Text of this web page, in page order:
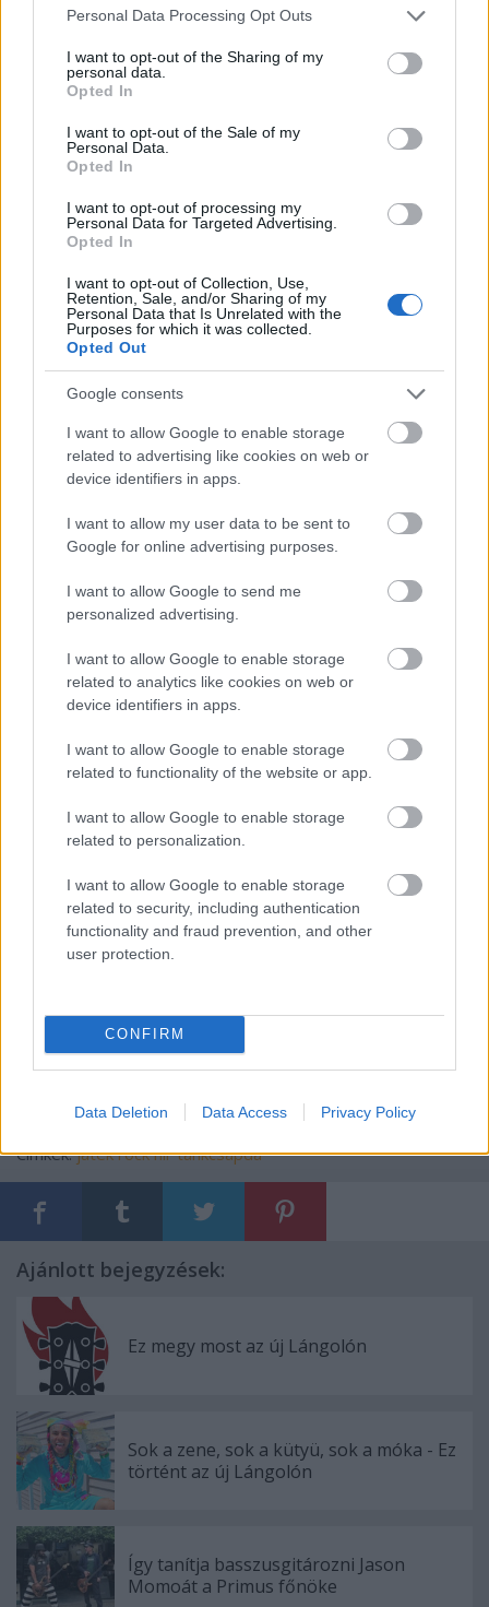
Please note that this website/app uses one or more Google
not limited to your visit or usage behaviour. You may click to
grant or deny consent to Google and its third-party tags to
use your data for below specified purposes in below Google
consent section.
Personal Data Processing Opt Outs
I want to opt-out of the Sharing of my
personal data.
Opted In
I want to opt-out of the Sale of my
Personal Data.
Opted In
I want to opt-out of processing my
Personal Data for Targeted Advertising.
Opted In
I want to opt-out of Collection, Use,
Retention, Sale, and/or Sharing of my
Personal Data that Is Unrelated with the
Purposes for which it was collected.
Opted Out
Google consents
I want to allow Google to enable storage
related to advertising like cookies on web or
device identifiers in apps.
I want to allow my user data to be sent to
Google for online advertising purposes.
I want to allow Google to send me
personalized advertising.
I want to allow Google to enable storage
related to analytics like cookies on web or
device identifiers in apps.
I want to allow Google to enable storage
related to functionality of the website or app.
I want to allow Google to enable storage
related to personalization.
I want to allow Google to enable storage
related to security, including authentication
functionality and fraud prevention, and other
user protection.
CONFIRM
Data Deletion Data Access Privacy Policy
A könyv a Tankcsapda Lukács - Cseresznye - Fejes
„korszakát” (2000-2011) mutatja be és zárja is le
egyben, több mint ezer, túlnyomó részben eddig
sehol nem publikált fotó kíséretében.
Az elmúlt 12 év legfontosabb momentumai mellett
rengeteg exkluzív információ, idézet szerepel a
elért sikereket, kudarcokat nem csak a zenekar,
hanem a mellettük dolgozó stáb tagjainak
illusztrált könyvből az is kiderül, hogy hogyan éli
mindennapjait a csapat utazás közben, a turné
állomásokon, a szállodákban, de kiderül az is,
hogyan épül fel egy koncert, hogyan készül egy-egy
album, videoklip és, hogy mit gondolnak a
Tankcsapdáról az újságírók, a rajongók, a blogok és
bloggerek.
A „Tele a Tankot - 12 év képekben” május 21-én
önmagában is kuriózum, hiszen ez az eddig
kiadatlan koncertfelvétel a zenekar 2009-es tavaszi
„Nem hagylak el” turnéjának budapesti, Diesel-
klubban rögzített teljes anyagát, 27 klasszikus
Tankcsapda dalt tartalmaz! A könyv kizárólag a
MOL- kutakon kapható!
Most pedig jöjjenek a kérdések.
Mi volt a címe a Tankcsapda első Lukács-
Cseresznye-Fejes felállásban készült lemezének?
Hol kapható a „Tele a tankot” könyv?
A megfejtéseket „Lángoló-Tankcsapda-játék” tárgyú
levélben várjuk ajatek@langologitarok.hu
címre. A
játék során ezúttal is fontos, hogy a megfejtések az
imént megadott tárgyú levélben érkezzenek. A
válaszokat jövő kedden éjfélig várjuk, a nyerteseket
(A fenti képen az új felállású Tankcsapda látható.)
Címkék:játék rock hír tankcsapda
Ajánlott bejegyzések:
Ez megy most az új Lángolón
Sok a zene, sok a kütyü, sok a móka - Ez
történt az új Lángolón
Így tanítja basszusgitározni Jason
Momoát a Primus főnöke